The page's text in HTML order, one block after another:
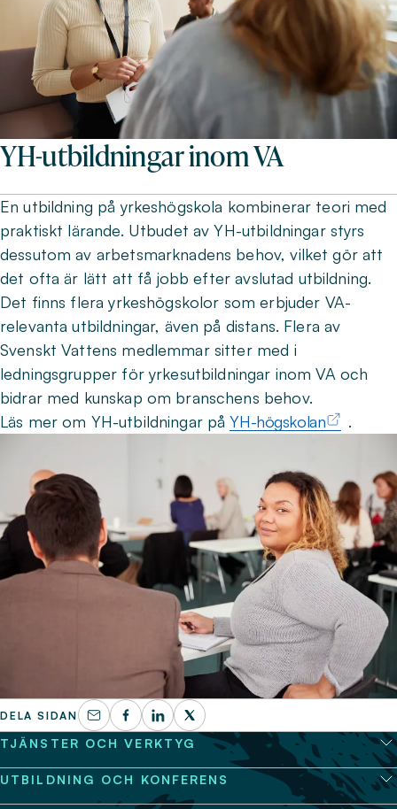
YH-utbildningar inom VA
En utbildning på yrkeshögskola kombinerar teori med
praktiskt lärande. Utbudet av YH-utbildningar styrs
dessutom av arbetsmarknadens behov, vilket gör att
det ofta är lätt att få jobb efter avslutad utbildning.
Det finns flera yrkeshögskolor som erbjuder VA-
relevanta utbildningar, även på distans. Flera av
Svenskt Vattens medlemmar sitter med i
ledningsgrupper för yrkesutbildningar inom VA och
bidrar med kunskap om branschens behov.
Läs mer om YH-utbildningar påYH-högskolan .
DELA SIDAN
TJÄNSTER OCH VERKTYG
UTBILDNING OCH KONFERENS